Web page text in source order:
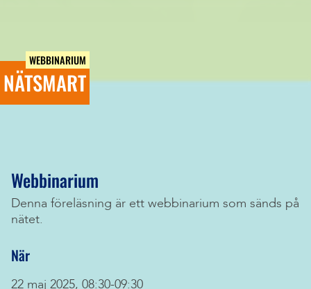
WEBBINARIUM
NÄTSMART
Webbinarium
Denna föreläsning är ett webbinarium som sänds på
nätet.
När
22 maj 2025, 08:30-09:30